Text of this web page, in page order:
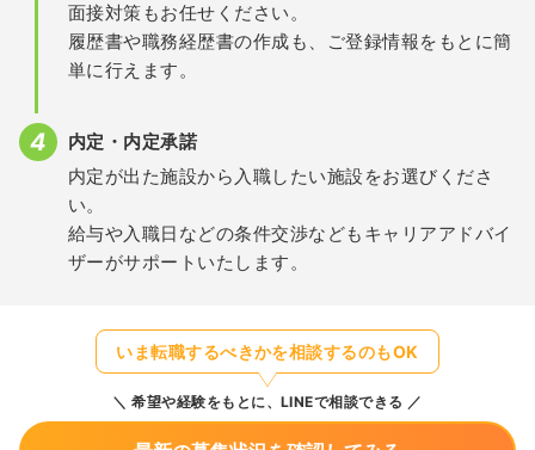
面接対策もお任せください。
履歴書や職務経歴書の作成も、ご登録情報をもとに簡
単に行えます。
内定・内定承諾
内定が出た施設から入職したい施設をお選びくださ
い。
給与や入職日などの条件交渉などもキャリアアドバイ
ザーがサポートいたします。
いま転職するべきかを相談するのもOK
希望や経験をもとに、LINEで相談できる